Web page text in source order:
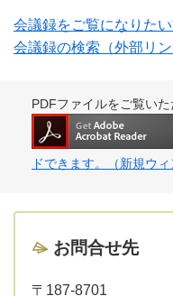
会議録をご覧になりた
会議録の検索（外部リン
PDFファイルをご覧い
ドできます。（新規ウ
お問合せ先
〒187-8701